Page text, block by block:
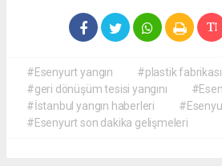
#Esenyurt yangın
#plastik fabrikası
#geri dönüşüm tesisi yangını
#İstanbul yangın haberleri
#Esenyurt son dakika gelişmeleri